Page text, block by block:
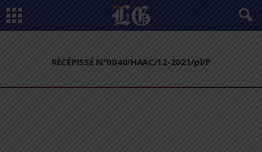
RÉCÉPISSÉ N°0040/HAAC/12-2021/pl/P